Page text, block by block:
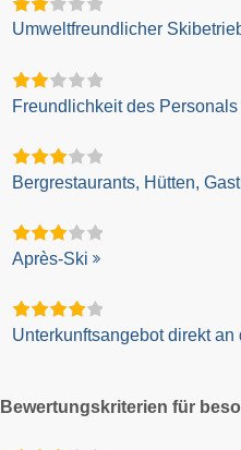
Umweltfreundlicher
Freundlichkeit des Personals
Bergrestaurants, Hütten,
Après-Ski
Unterkunftsangebot direkt
Bewertungskriterien für